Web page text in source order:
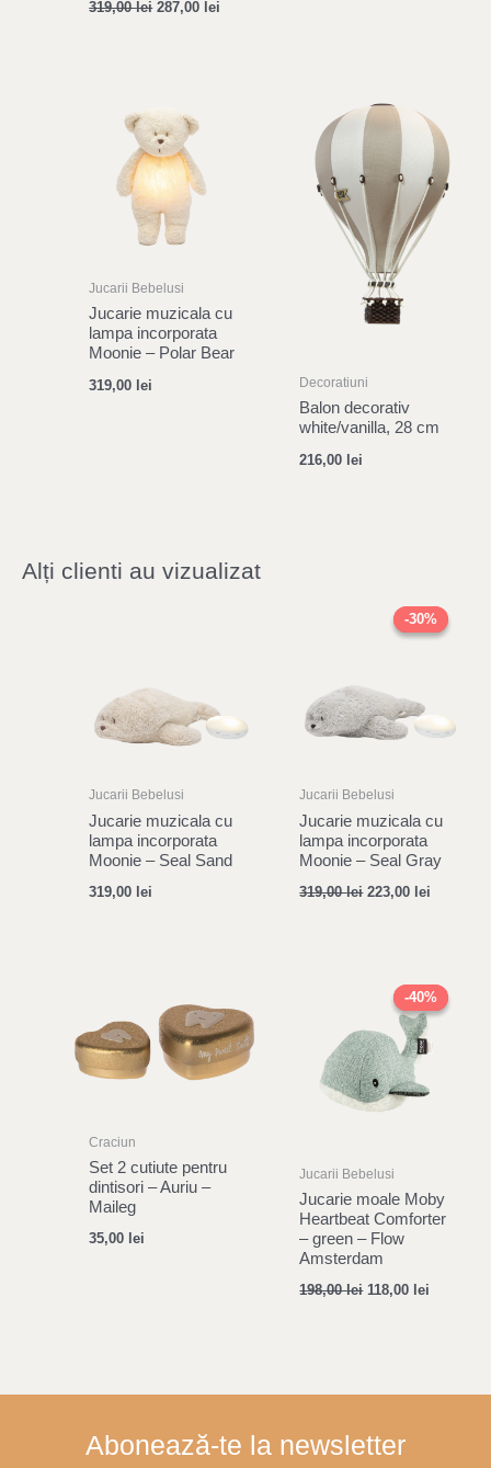
319,00lei 287,00 lei
Jucarii Bebelusi
Jucarie muzicala cu
lampa incorporata
Moonie – Polar Bear
319,00 lei Decoratiuni
Balon decorativ
white/vanilla, 28 cm
216,00 lei
Alți clienti au vizualizat
Jucarii Bebelusi
Jucarie muzicala cu
lampa incorporata
Moonie – Seal Sand
319,00 lei
-30%
-30%
Jucarii Bebelusi
Jucarie muzicala cu
lampa incorporata
Moonie – Seal Gray
319,00lei
price
was:
223,00 lei
price
is:
Craciun
Set 2 cutiute pentru
dintisori – Auriu –
Maileg
35,00 lei
-40%
-40%
Jucarii Bebelusi
Jucarie moale Moby
Heartbeat Comforter
– green – Flow
Amsterdam
198,00lei
price
was:
198,00 lei.
118,00 lei
price
is:
Abonează-te la newsletter